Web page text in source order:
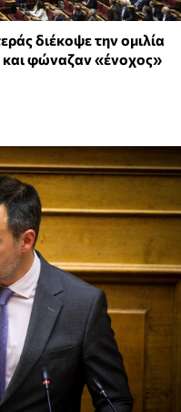
διέκοψε την ομιλία
φώναζαν «ένοχος»